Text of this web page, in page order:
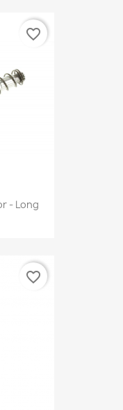
- Long
favorite_border
favorite_border